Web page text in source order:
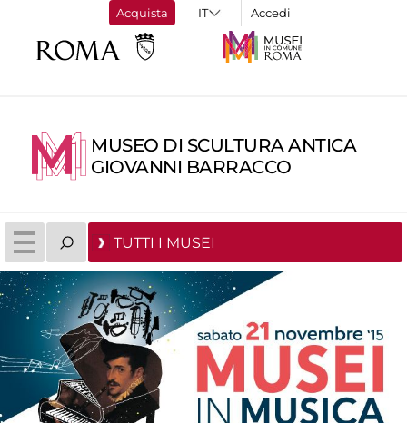
Acquista Accedi
MUSEO DI SCULTURA ANTICA
GIOVANNI BARRACCO
TUTTI I MUSEI